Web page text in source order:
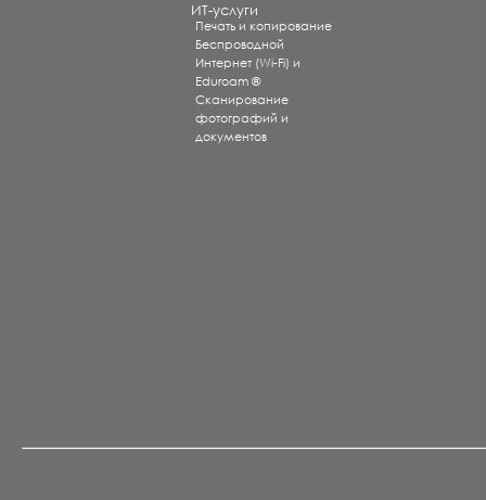
ИТ-услуги
Печать и копирование
Беспроводной
Интернет (Wi-Fi) и
Eduroam ®
Сканирование
фотографий и
документов